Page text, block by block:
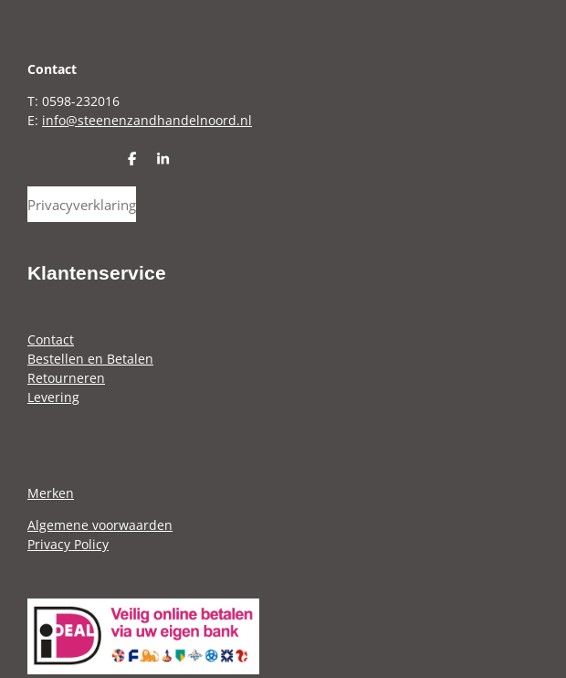
Contact
T: 0598-232016
E: info@steenenzandhandelnoord.nl
D
l
e
n
S
Privacyverklaring
Klantenservice
Contact
Bestellen en Betalen
Retourneren
Levering
Merken
Algemene voorwaarden
Privacy Policy